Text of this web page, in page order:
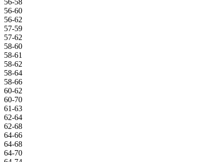
56-60
56-62
57-59
57-62
58-60
58-61
58-62
58-64
58-66
60-62
60-70
61-63
62-64
62-68
64-66
64-68
64-70